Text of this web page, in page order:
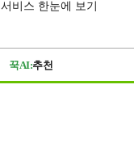
서비스 한눈에 보기
꾹AI:추천